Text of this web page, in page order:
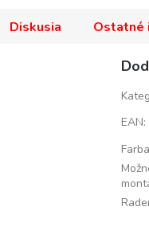
Diskusia Ostatné
EAN:
Farba